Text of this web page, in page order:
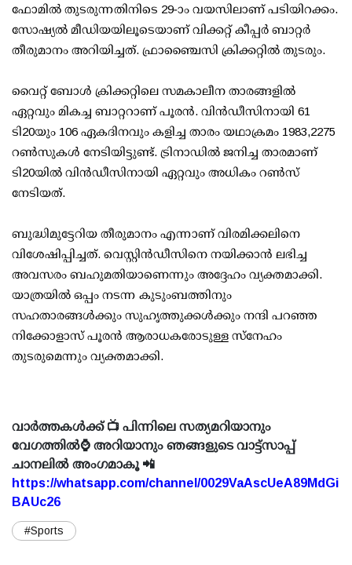
ഫോമിൽ തുടരുന്നതിനിടെ 29-ാം വയസിലാണ് പടിയിറക്കം.
സോഷ്യൽ മീഡിയയിലൂടെയാണ് വിക്കറ്റ് കീപ്പർ ബാറ്റർ
തീരുമാനം അറിയിച്ചത്. ഫ്രാഞ്ചൈസി ക്രിക്കറ്റിൽ തുടരും.
വൈറ്റ് ബോൾ ക്രിക്കറ്റിലെ സമകാലീന താരങ്ങളിൽ
ഏറ്റവും മികച്ച ബാറ്ററാണ് പൂരൻ. വിൻഡീസിനായി 61
ടി20യും 106 ഏകദിനവും കളിച്ച താരം യഥാക്രമം 1983,2275
റൺസുകൾ നേടിയിട്ടുണ്ട്. ട്രിനാഡിൽ ജനിച്ച താരമാണ്
ടി20യിൽ വിൻഡീസിനായി ഏറ്റവും അധികം റൺസ്
നേടിയത്.
ബുദ്ധിമുട്ടേറിയ തീരുമാനം എന്നാണ് വിരമിക്കലിനെ
വിശേഷിപ്പിച്ചത്. വെസ്റ്റിൻഡീസിനെ നയിക്കാൻ ലഭിച്ച
അവസരം ബഹുമതിയാണെന്നും അദ്ദേഹം വ്യക്തമാക്കി.
യാത്രയിൽ ഒപ്പം നടന്ന കുടുംബത്തിനും
സഹതാരങ്ങൾക്കും സുഹൃത്തുക്കൾക്കും നന്ദി പറഞ്ഞ
നിക്കോളാസ് പൂരൻ ആരാധകരോടുള്ള സ്നേഹം
തുടരുമെന്നും വ്യക്തമാക്കി.
വാർത്തകൾക്ക് 📺 പിന്നിലെ സത്യമറിയാനും
വേഗത്തിൽ⌚ അറിയാനും ഞങ്ങളുടെ വാട്ട്സാപ്പ്
ചാനലിൽ അംഗമാകൂ 📲
https://whatsapp.com/channel/0029VaAscUeA89MdGi
BAUc26
#Sports